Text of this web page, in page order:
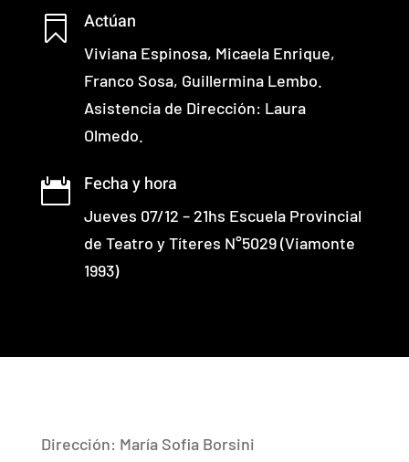
 Actúan
Viviana Espinosa, Micaela Enrique,
Franco Sosa, Guillermina Lembo.
Asistencia de Dirección: Laura
Olmedo.
 Fecha y hora
Jueves 07/12 – 21hs Escuela Provincial
de Teatro y Títeres N°5029 (Viamonte
1993)
Dirección: María Sofia Borsini